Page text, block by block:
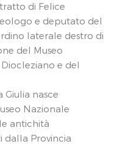
di Felice
e deputato del
laterale destro di
del Museo
e del
Giulia nasce
Nazionale
antichità
dalla Provincia